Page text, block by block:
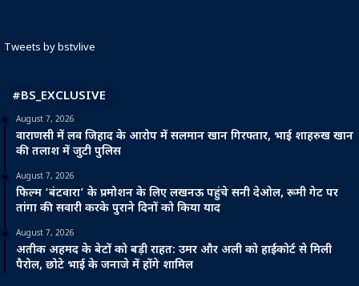
Tweets by bstvlive
#BS_EXCLUSIVE
August 7, 2026
वाराणसी में लव जिहाद के आरोप में सलमान खान गिरफ्तार, भाई शाहरुख खान
की तलाश में जुटी पुलिस
August 7, 2026
फिल्म ‘बंटवारा’ के प्रमोशन के लिए लखनऊ पहुंचे सनी देओल, रूमी गेट पर
तांगा की सवारी करके पुराने दिनों को किया याद
August 7, 2026
अतीक अहमद के बेटों को बड़ी राहत: उमर और अली को हाईकोर्ट से मिली
पैरोल, छोटे भाई के जनाजे में होंगे शामिल